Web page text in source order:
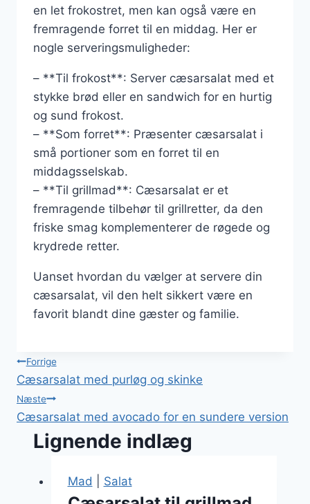
en let frokostret, men kan også være en
fremragende forret til en middag. Her er
nogle serveringsmuligheder:
– **Til frokost**: Server cæsarsalat med et
stykke brød eller en sandwich for en hurtig
og sund frokost.
– **Som forret**: Præsenter cæsarsalat i
små portioner som en forret til en
middagsselskab.
– **Til grillmad**: Cæsarsalat er et
fremragende tilbehør til grillretter, da den
friske smag komplementerer de røgede og
krydrede retter.
Uanset hvordan du vælger at servere din
cæsarsalat, vil den helt sikkert være en
favorit blandt dine gæster og familie.
Indlægsnavigation
Forrige
Cæsarsalat med purløg og skinke
Næste
Cæsarsalat med avocado for en sundere version
Lignende indlæg
Mad Salat